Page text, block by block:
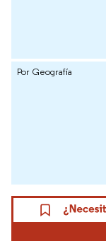
Por Geografía